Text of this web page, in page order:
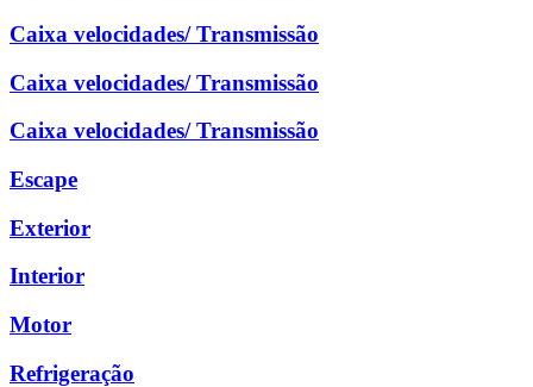
Caixa velocidades/ Transmissão
Caixa velocidades/ Transmissão
Caixa velocidades/ Transmissão
Escape
Exterior
Interior
Motor
Refrigeração